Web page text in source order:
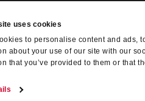
uses cookies
to personalise content and ads,
about your use of our site with our
that you’ve provided to them or that
@ Copyright 2014 - Alle Rechte